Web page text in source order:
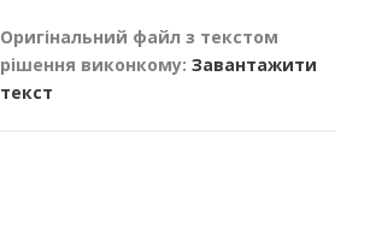
Оригінальний файл з текстом
рішення виконкому: Завантажити
текст